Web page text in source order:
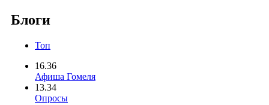
Блоги
Топ
16.36
Афиша Гомеля
13.34
Опросы